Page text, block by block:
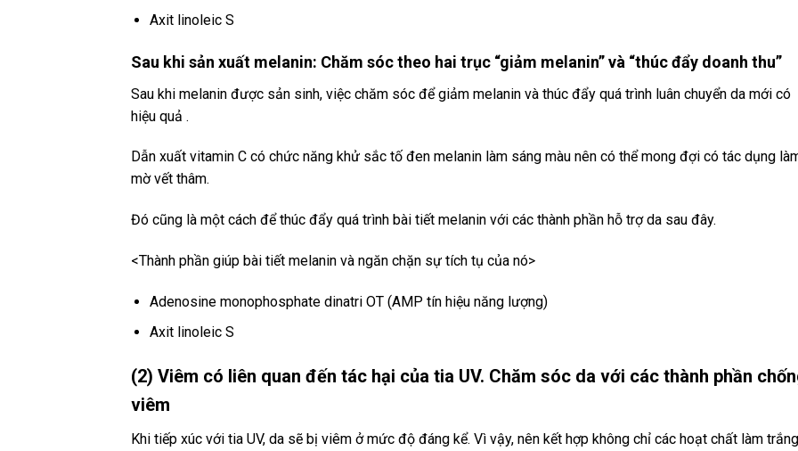
Axit linoleic S
Sau khi sản xuất melanin: Chăm sóc theo hai trục “giảm melanin” và “thúc đẩy doanh thu”
Sau khi melanin được sản sinh, việc chăm sóc để giảm melanin và thúc đẩy quá trình luân chuyển da mới có
hiệu quả .
Dẫn xuất vitamin C có chức năng khử sắc tố đen melanin làm sáng màu nên có thể mong đợi có tác dụng
mờ vết thâm.
Đó cũng là một cách để thúc đẩy quá trình bài tiết melanin với các thành phần hỗ trợ da sau đây.
<Thành phần giúp bài tiết melanin và ngăn chặn sự tích tụ của nó>
Adenosine monophosphate dinatri OT (AMP tín hiệu năng lượng)
Axit linoleic S
(2) Viêm có liên quan đến tác hại của tia UV. Chăm sóc da với các thành phần
viêm
Khi tiếp xúc với tia UV, da sẽ bị viêm ở mức độ đáng kể. Vì vậy, nên kết hợp không chỉ các hoạt chất làm trắng